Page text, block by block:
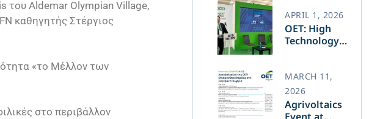
του Aldemar Olympian Village,
καθηγητής Στέργιος
«το Μέλλον των
στο περιβάλλον
OET: High
Technology
Transforming
the Future of
Green Energy​
APRIL 1, 2026
Agrivoltaics
MARCH 11,
2026